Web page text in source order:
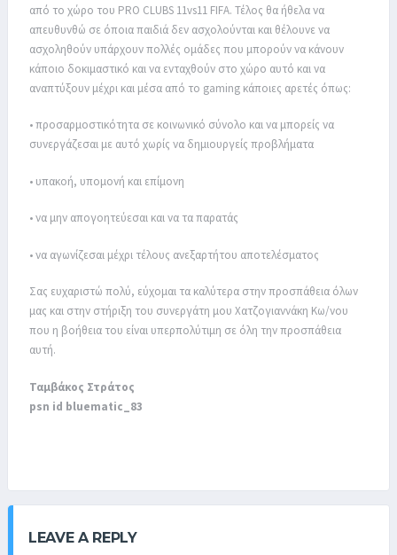
από το χώρο του PRO CLUBS 11vs11 FIFA. Τέλος θα ήθελα να
απευθυνθώ σε όποια παιδιά δεν ασχολούνται και θέλουνε να
ασχοληθούν υπάρχουν πολλές ομάδες που μπορούν να κάνουν
κάποιο δοκιμαστικό και να ενταχθούν στο χώρο αυτό και να
αναπτύξουν μέχρι και μέσα από το gaming κάποιες αρετές όπως:
• προσαρμοστικότητα σε κοινωνικό σύνολο και να μπορείς να
συνεργάζεσαι με αυτό χωρίς να δημιουργείς προβλήματα
• υπακοή, υπομονή και επίμονη
• να μην απογοητεύεσαι και να τα παρατάς
• να αγωνίζεσαι μέχρι τέλους ανεξαρτήτου αποτελέσματος
Σας ευχαριστώ πολύ, εύχομαι τα καλύτερα στην προσπάθεια όλων
μας και στην στήριξη του συνεργάτη μου Χατζογιαννάκη Κω/νου
που η βοήθεια του είναι υπερπολύτιμη σε όλη την προσπάθεια
αυτή.
Ταμβάκος Στράτος
psn id bluematic_83
LEAVE A REPLY